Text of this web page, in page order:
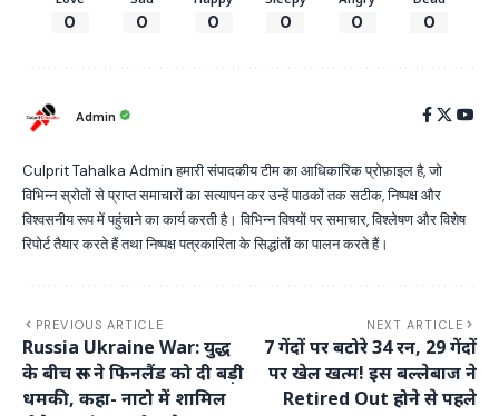
0 0 0 0 0 0
Admin
Culprit Tahalka Admin हमारी संपादकीय टीम का आधिकारिक प्रोफ़ाइल है, जो
विभिन्न स्रोतों से प्राप्त समाचारों का सत्यापन कर उन्हें पाठकों तक सटीक, निष्पक्ष और
विश्वसनीय रूप में पहुंचाने का कार्य करती है। विभिन्न विषयों पर समाचार, विश्लेषण और विशेष
रिपोर्ट तैयार करते हैं तथा निष्पक्ष पत्रकारिता के सिद्धांतों का पालन करते हैं।
PREVIOUS ARTICLE
Russia Ukraine War: युद्ध
के बीच रूस ने फिनलैंड को दी बड़ी
धमकी, कहा- नाटो में शामिल
NEXT ARTICLE
7 गेंदों पर बटोरे 34 रन, 29 गेंदों
पर खेल खत्म! इस बल्लेबाज ने
Retired Out होने से पहले